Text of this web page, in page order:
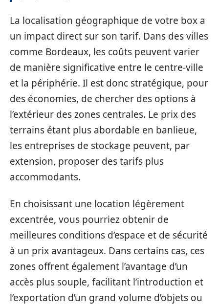
La localisation géographique de votre box a
un impact direct sur son tarif. Dans des villes
comme Bordeaux, les coûts peuvent varier
de manière significative entre le centre-ville
et la périphérie. Il est donc stratégique, pour
des économies, de chercher des options à
l’extérieur des zones centrales. Le prix des
terrains étant plus abordable en banlieue,
les entreprises de stockage peuvent, par
extension, proposer des tarifs plus
accommodants.
En choisissant une location légèrement
excentrée, vous pourriez obtenir de
meilleures conditions d’espace et de sécurité
à un prix avantageux. Dans certains cas, ces
zones offrent également l’avantage d’un
accès plus souple, facilitant l’introduction et
l’exportation d’un grand volume d’objets ou